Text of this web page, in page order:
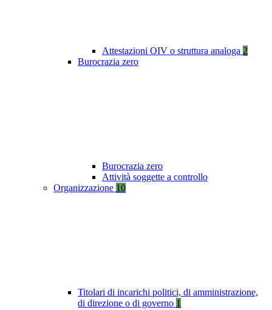
Attestazioni OIV o struttura analoga 2
Burocrazia zero
Burocrazia zero
Attività soggette a controllo
Organizzazione 10
Titolari di incarichi politici, di amministrazione,
di direzione o di governo 1